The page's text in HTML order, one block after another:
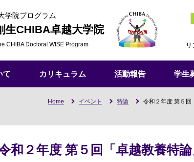
学院プログラム
生CHIBA卓越大学院
CHIBA Doctoral WISE Program リ
て カリキュラム 活動報告 学生
Home イベント 特論 令和２年度 第５回
和２年度 第５回「卓越教養特